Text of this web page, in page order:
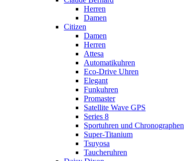
Herren
Damen
Citizen
Damen
Herren
Attesa
Automatikuhren
Eco-Drive Uhren
Elegant
Funkuhren
Promaster
Satellite Wave GPS
Series 8
Sportuhren und Chronographen
Super-Titanium
Tsuyosa
Taucheruhren